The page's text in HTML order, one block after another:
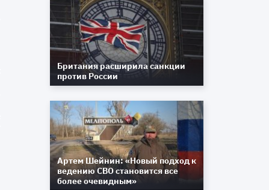
Британия расширила санкции
против России
Артем Шейнин: «Новый подход к
ведению СВО становится все
более очевидным»